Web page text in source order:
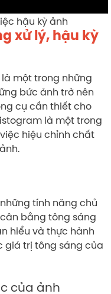
hậu kỳ ảnh
xử lý, hậu kỳ
là một trong những
bức ảnh trở nên
cụ cần thiết cho
là một trong
hiệu chỉnh chất
tính năng chủ
bằng tông sáng
hiểu và thực hành
giá trị tông sáng của
của ảnh